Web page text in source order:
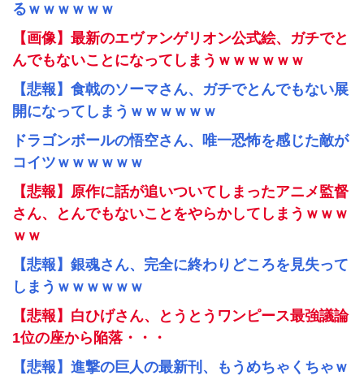
るｗｗｗｗｗｗ
【画像】最新のエヴァンゲリオン公式絵、ガチでと
んでもないことになってしまうｗｗｗｗｗｗ
【悲報】食戟のソーマさん、ガチでとんでもない展
開になってしまうｗｗｗｗｗｗ
ドラゴンボールの悟空さん、唯一恐怖を感じた敵が
コイツｗｗｗｗｗｗ
【悲報】原作に話が追いついてしまったアニメ監督
さん、とんでもないことをやらかしてしまうｗｗｗ
ｗｗ
【悲報】銀魂さん、完全に終わりどころを見失って
しまうｗｗｗｗｗｗ
【悲報】白ひげさん、とうとうワンピース最強議論
1位の座から陥落・・・
【悲報】進撃の巨人の最新刊、もうめちゃくちゃｗ